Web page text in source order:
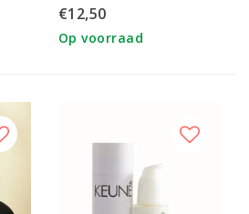
€12,50
Op voorraad